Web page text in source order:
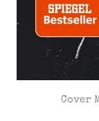
Cover